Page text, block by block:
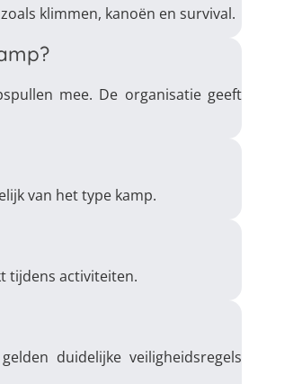
klimmen, kanoën en survival.
mee. De organisatie geeft
van het type kamp.
tijdens activiteiten.
duidelijke veiligheidsregels